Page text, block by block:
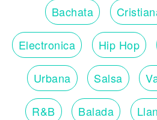
Bachata
Electronica Hip Hop
Urbana Salsa
R&B Balada